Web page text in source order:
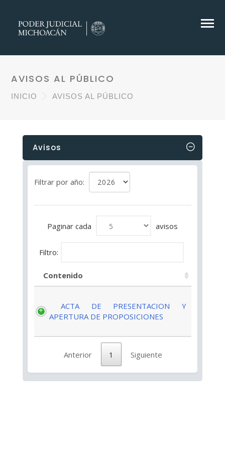
AVISOS AL PÚBLICO
INICIO AVISOS AL PÚBLICO
Avisos
Filtrar por año:
Paginar cada avisos
Filtro:
Contenido
ACTA DE PRESENTACION Y
APERTURA DE PROPOSICIONES
Anterior 1 Siguiente